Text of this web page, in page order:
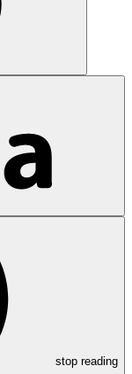
stop reading